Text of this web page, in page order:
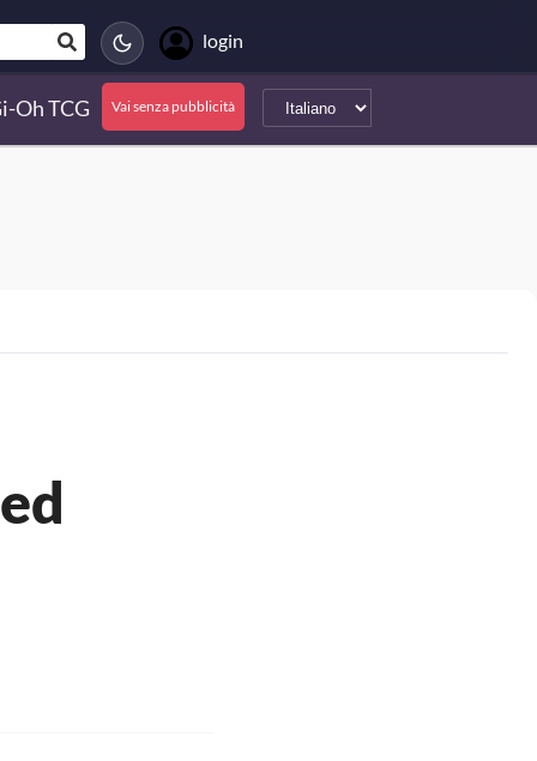
login
Oh TCG Vai senza pubblicità